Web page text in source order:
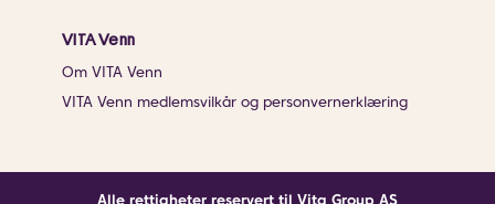
VITA Venn
Om VITA Venn
VITA Venn medlemsvilkår og personvernerklæring
Alle rettigheter reservert til Vita Group AS